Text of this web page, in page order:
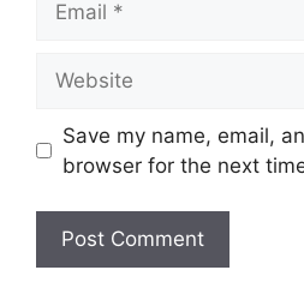
Save my name, email,
browser for the next